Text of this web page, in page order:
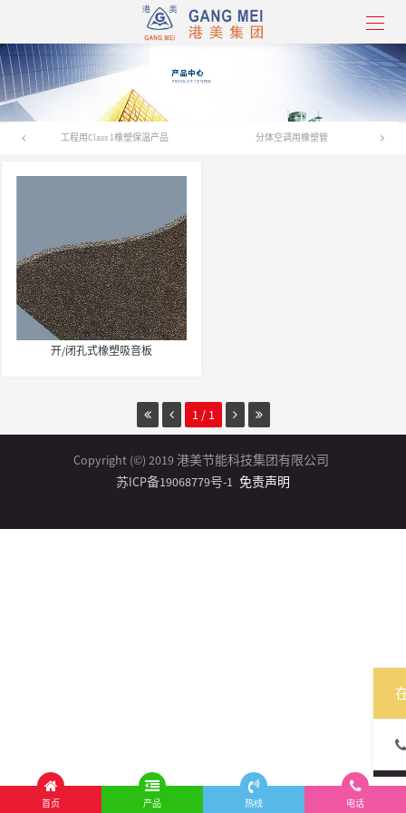
工程用Class 1橡塑保温产品 分体空调用橡塑管
开/闭孔式橡塑吸音板
1 / 1
Copyright (©) 2019 港美节能科技集团有限公司
苏ICP备19068779号-1 免责声明
首页 产品 热线 电话